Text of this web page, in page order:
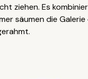
ziehen. Es
säumen die